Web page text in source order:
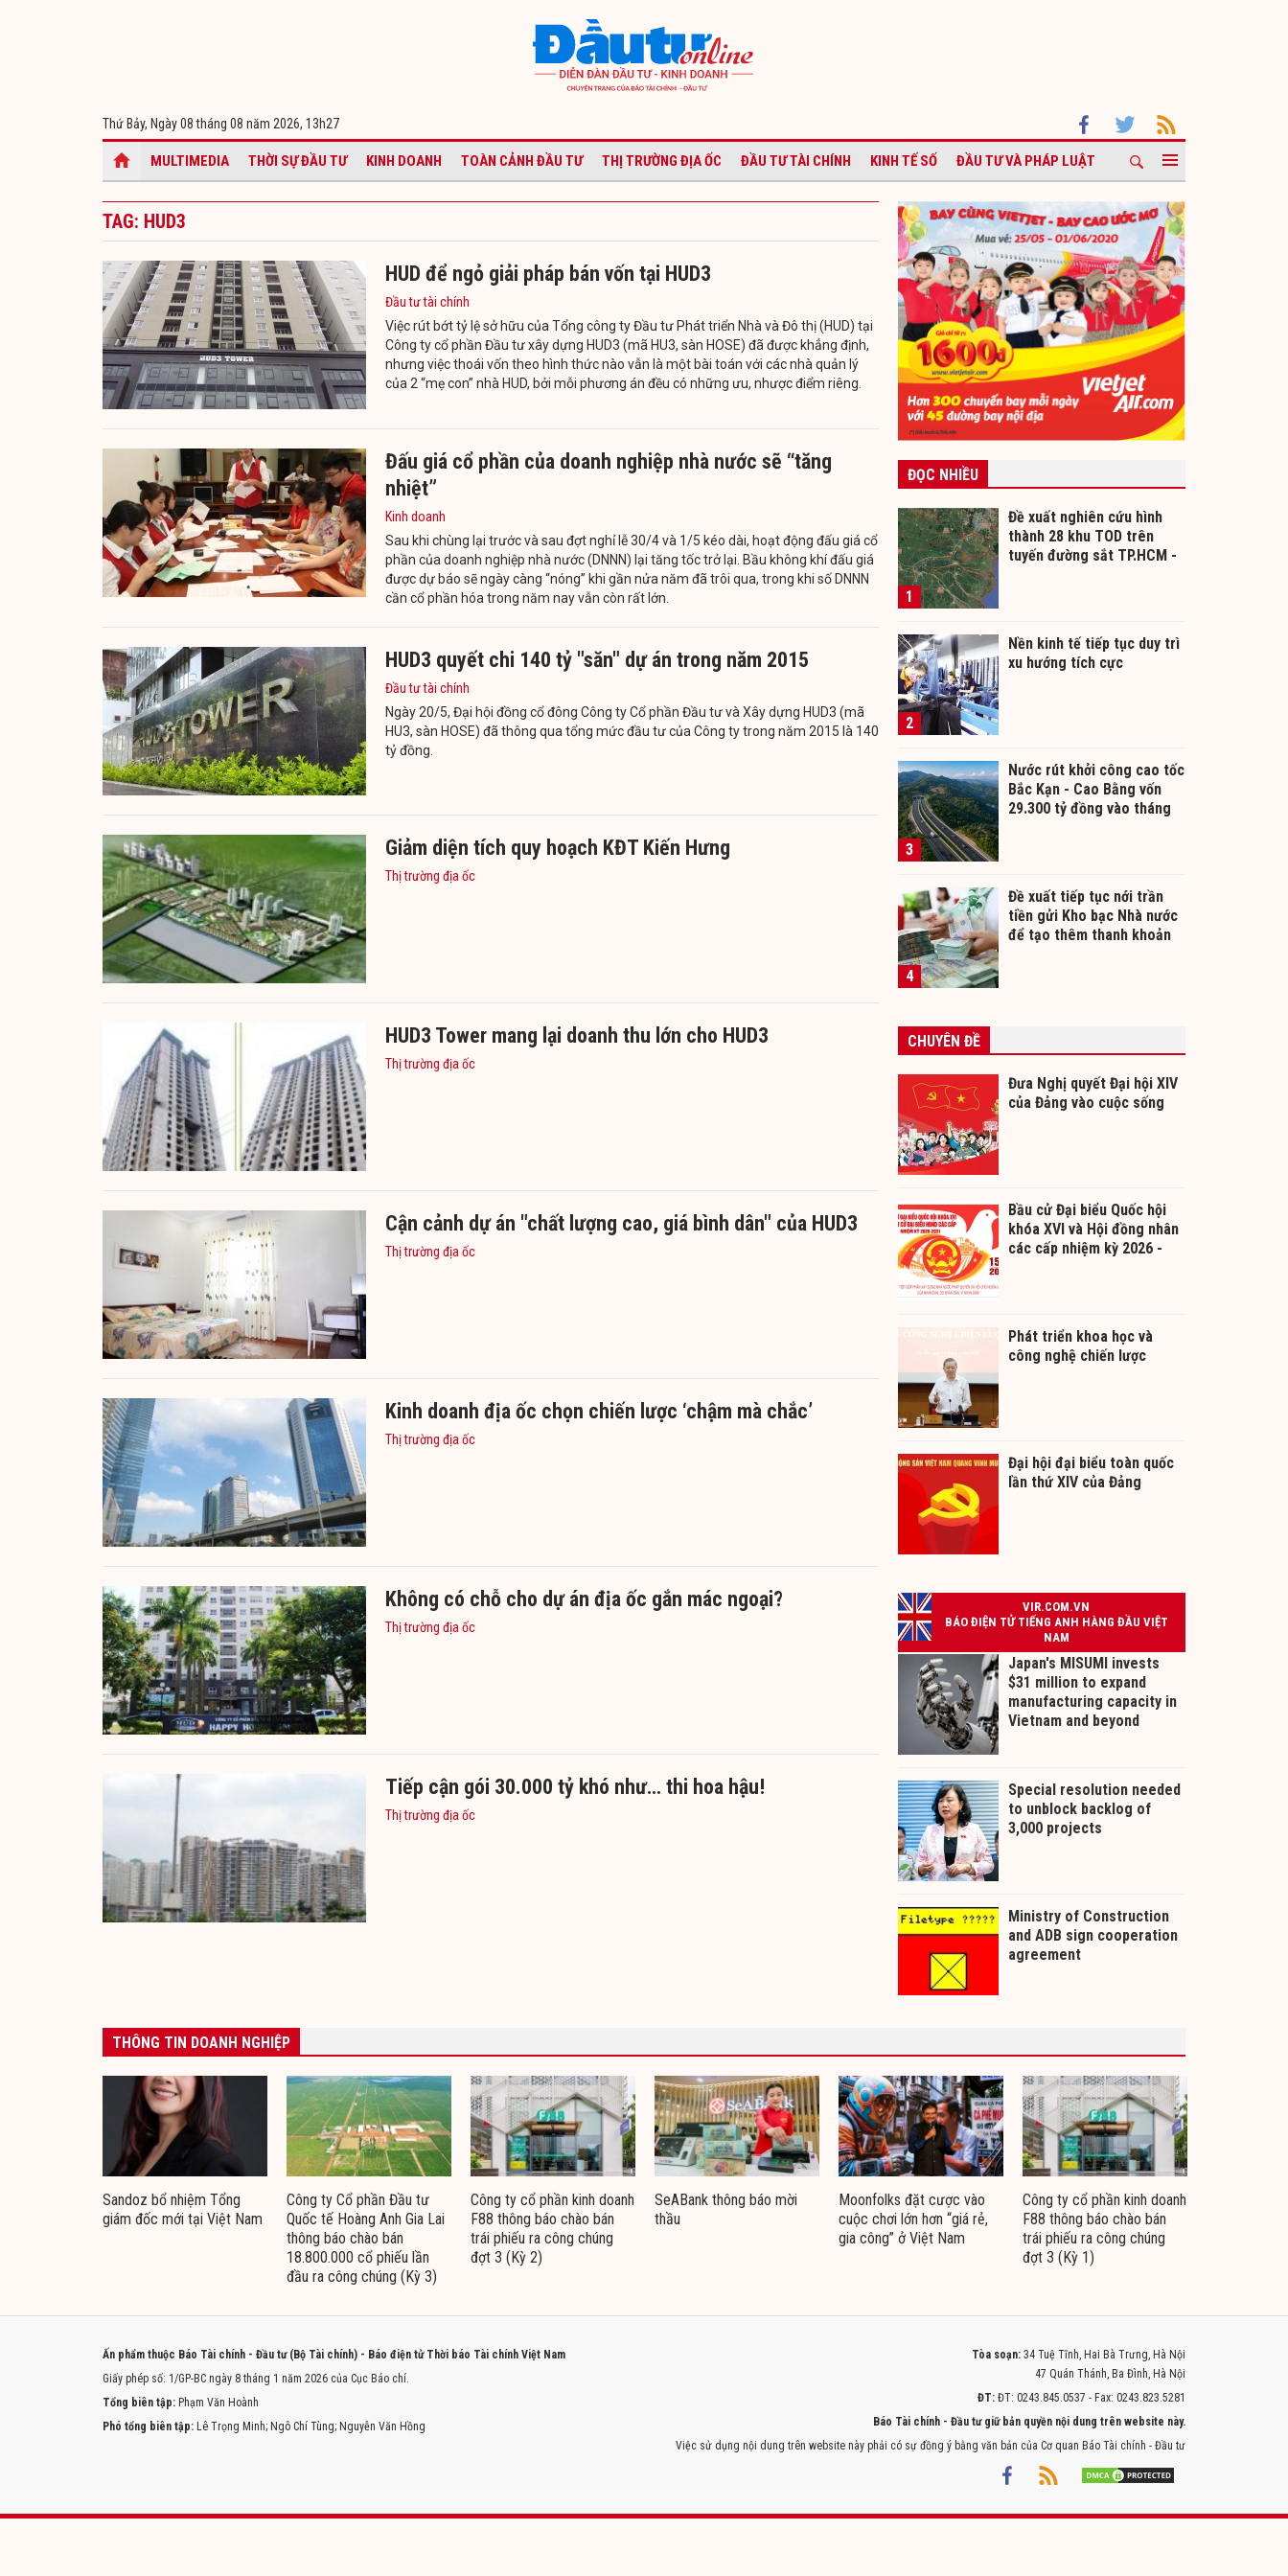
Thứ Bảy, Ngày 08 tháng 08 năm 2026, 13h27
MULTIMEDIA THỜI SỰ ĐẦU TƯ KINH DOANH TOÀN CẢNH ĐẦU TƯ THỊ TRƯỜNG ĐỊA ỐC ĐẦU TƯ TÀI CHÍNH KINH TẾ SỐ ĐẦU TƯ VÀ PHÁP LUẬT
TAG: HUD3
HUD để ngỏ giải pháp bán vốn tại HUD3
Đầu tư tài chính
Việc rút bớt tỷ lệ sở hữu của Tổng công ty Đầu tư Phát triển Nhà và Đô thị (HUD) tại
Công ty cổ phần Đầu tư xây dựng HUD3 (mã HU3, sàn HOSE) đã được khẳng định,
nhưng việc thoái vốn theo hình thức nào vẫn là một bài toán với các nhà quản lý
của 2 “mẹ con” nhà HUD, bởi mỗi phương án đều có những ưu, nhược điểm riêng.
Đấu giá cổ phần của doanh nghiệp nhà nước sẽ “tăng
nhiệt”
Kinh doanh
Sau khi chùng lại trước và sau đợt nghỉ lễ 30/4 và 1/5 kéo dài, hoạt động đấu giá cổ
phần của doanh nghiệp nhà nước (DNNN) lại tăng tốc trở lại. Bầu không khí đấu giá
được dự báo sẽ ngày càng “nóng” khi gần nửa năm đã trôi qua, trong khi số DNNN
cần cổ phần hóa trong năm nay vẫn còn rất lớn.
HUD3 quyết chi 140 tỷ "săn" dự án trong năm 2015
Đầu tư tài chính
Ngày 20/5, Đại hội đồng cổ đông Công ty Cổ phần Đầu tư và Xây dựng HUD3 (mã
HU3, sàn HOSE) đã thông qua tổng mức đầu tư của Công ty trong năm 2015 là 140
tỷ đồng.
Giảm diện tích quy hoạch KĐT Kiến Hưng
Thị trường địa ốc
HUD3 Tower mang lại doanh thu lớn cho HUD3
Thị trường địa ốc
Cận cảnh dự án "chất lượng cao, giá bình dân" của HUD3
Thị trường địa ốc
Kinh doanh địa ốc chọn chiến lược ‘chậm mà chắc’
Thị trường địa ốc
Không có chỗ cho dự án địa ốc gắn mác ngoại?
Thị trường địa ốc
Tiếp cận gói 30.000 tỷ khó như… thi hoa hậu!
Thị trường địa ốc
ĐỌC NHIỀU
1
Đề xuất nghiên cứu hình
thành 28 khu TOD trên
tuyến đường sắt TP.HCM -
2
Nền kinh tế tiếp tục duy trì
xu hướng tích cực
3
Nước rút khởi công cao tốc
Bắc Kạn - Cao Bằng vốn
29.300 tỷ đồng vào tháng
4
Đề xuất tiếp tục nới trần
tiền gửi Kho bạc Nhà nước
để tạo thêm thanh khoản
CHUYÊN ĐỀ
Đưa Nghị quyết Đại hội XIV
của Đảng vào cuộc sống
Bầu cử Đại biểu Quốc hội
khóa XVI và Hội đồng nhân
các cấp nhiệm kỳ 2026 -
Phát triển khoa học và
công nghệ chiến lược
Đại hội đại biểu toàn quốc
lần thứ XIV của Đảng
THÔNG TIN DOANH NGHIỆP
Sandoz bổ nhiệm Tổng
giám đốc mới tại Việt Nam
Công ty Cổ phần Đầu tư
Quốc tế Hoàng Anh Gia Lai
thông báo chào bán
18.800.000 cổ phiếu lần
đầu ra công chúng (Kỳ 3)
Công ty cổ phần kinh doanh
F88 thông báo chào bán
trái phiếu ra công chúng
đợt 3 (Kỳ 2)
SeABank thông báo mời
thầu
Moonfolks đặt cược vào
cuộc chơi lớn hơn “giá rẻ,
gia công” ở Việt Nam
Công ty cổ phần kinh doanh
F88 thông báo chào bán
trái phiếu ra công chúng
đợt 3 (Kỳ 1)
Ấn phẩm thuộc Báo Tài chính - Đầu tư (Bộ Tài chính) - Báo điện tử Thời báo Tài chính Việt Nam
Giấy phép số: 1/GP-BC ngày 8 tháng 1 năm 2026 của Cục Báo chí.
Tổng biên tập: Phạm Văn Hoành
Phó tổng biên tập: Lê Trọng Minh; Ngô Chí Tùng; Nguyễn Văn Hồng
Tòa soạn: 34 Tuệ Tĩnh, Hai Bà Trưng, Hà Nội
47 Quán Thánh, Ba Đình, Hà Nội
ĐT: ĐT: 0243.845.0537 - Fax: 0243.823.5281
Báo Tài chính - Đầu tư giữ bản quyền nội dung trên website này.
Việc sử dụng nội dung trên website này phải có sự đồng ý bằng văn bản của Cơ quan Báo Tài chính - Đầu tư